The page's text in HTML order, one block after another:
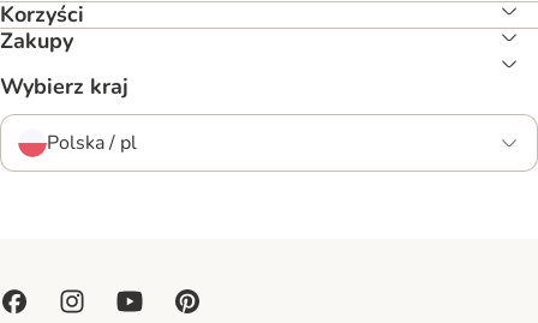
Korzyści
Zakupy
Wybierz kraj
Polska / pl